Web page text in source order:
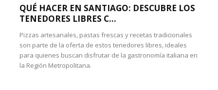
QUÉ HACER EN SANTIAGO: DESCUBRE LOS
TENEDORES LIBRES C...
Pizzas artesanales, pastas frescas y recetas tradicionales
son parte de la oferta de estos tenedores libres, ideales
para quienes buscan disfrutar de la gastronomía italiana en
la Región Metropolitana.